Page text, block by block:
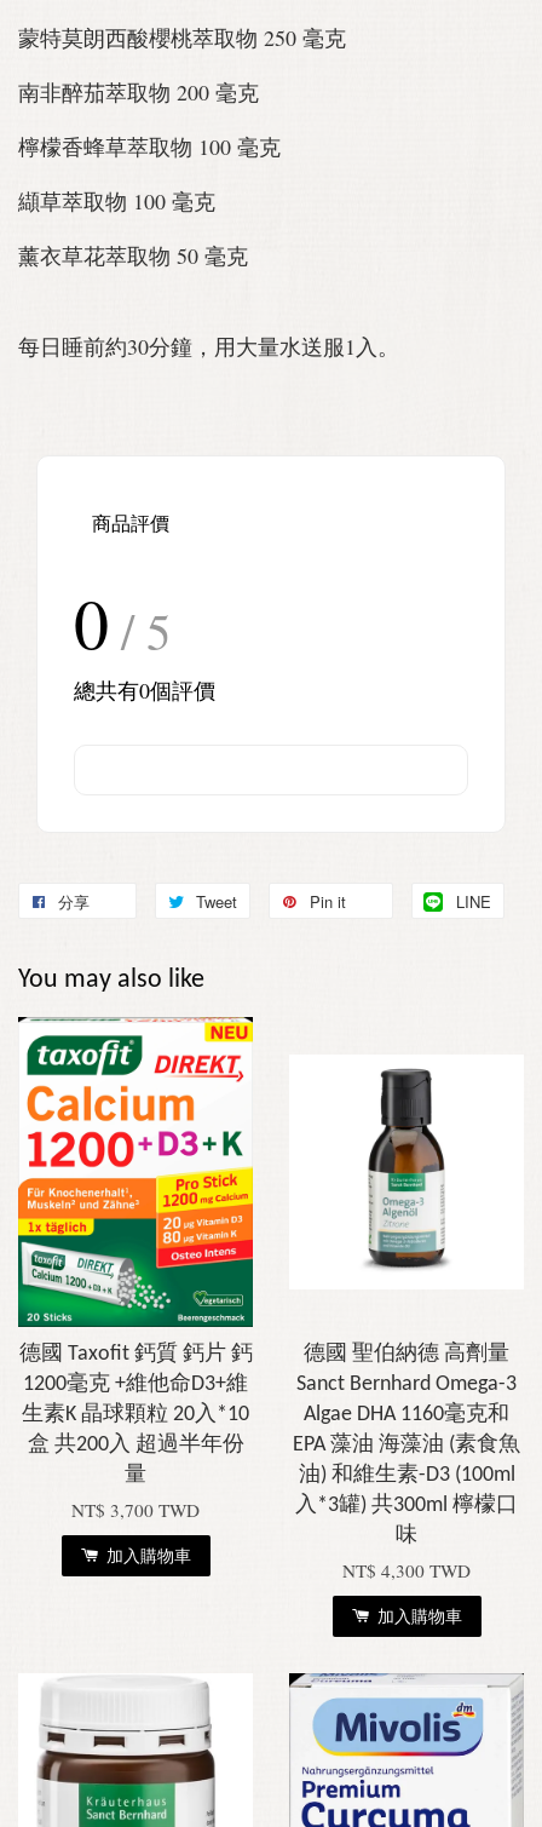
蒙特莫朗西酸櫻桃萃取物 250 毫克
南非醉茄萃取物 200 毫克
檸檬香蜂草萃取物 100 毫克
纈草萃取物 100 毫克
薰衣草花萃取物 50 毫克
每日睡前約30分鐘，用大量水送服1入。
商品評價
0 / 5
總共有0個評價
分享 Tweet Pin it LINE
You may also like
德國 Taxofit 鈣質 鈣片 鈣
1200毫克 +維他命D3+維
生素K 晶球顆粒 20入*10
盒 共200入 超過半年份
量
NT$ 3,700 TWD
加入購物車
德國 聖伯納德 高劑量
Sanct Bernhard Omega-3
Algae DHA 1160毫克和
EPA 藻油 海藻油 (素食魚
油) 和維生素-D3 (100ml
入*3罐) 共300ml 檸檬口
味
NT$ 4,300 TWD
加入購物車